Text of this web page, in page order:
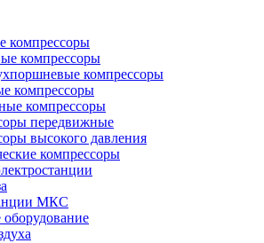
компрессоры
компрессоры
компрессоры
компрессоры
компрессоры
передвижные
высокого давления
компрессоры
МКС